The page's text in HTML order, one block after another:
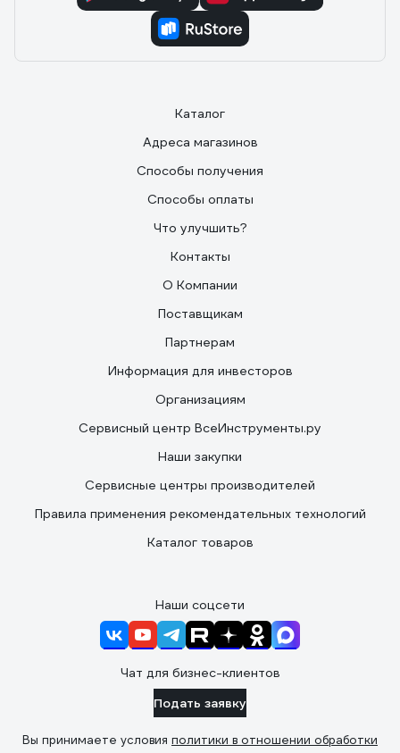
Каталог
Адреса магазинов
Способы получения
Способы оплаты
Что улучшить?
Контакты
О Компании
Поставщикам
Партнерам
Информация для инвесторов
Организациям
Сервисный центр ВсеИнструменты.ру
Наши закупки
Сервисные центры производителей
Правила применения рекомендательных технологий
Каталог товаров
Наши соцсети
Чат для бизнес-клиентов
Подать заявку
Вы принимаете условия политики в отношении обработки